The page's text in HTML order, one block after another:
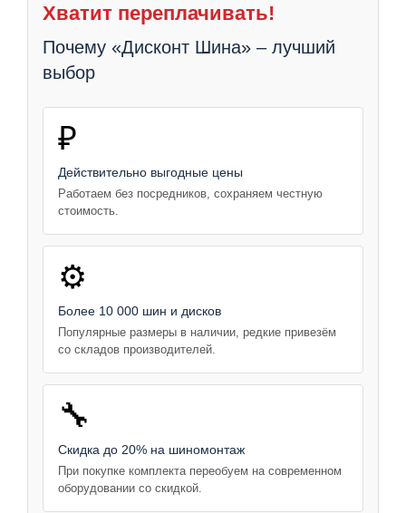
Хватит переплачивать!
Почему «Дисконт Шина» – лучший
выбор
₽
Действительно выгодные цены
Работаем без посредников, сохраняем честную
стоимость.
⚙️
Более 10 000 шин и дисков
Популярные размеры в наличии, редкие привезём
со складов производителей.
🔧
Скидка до 20% на шиномонтаж
При покупке комплекта переобуем на современном
оборудовании со скидкой.